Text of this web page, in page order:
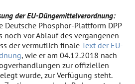
der EU-Düngemittelverordnung:
Deutsche Phosphor-Plattform DPP
noch vor Ablauf des vergangenen
der vermutlich finale Text der EU-
, wie er am 04.12.2018 nach
zur offiziellen
wurde, zur Verfügung steht.